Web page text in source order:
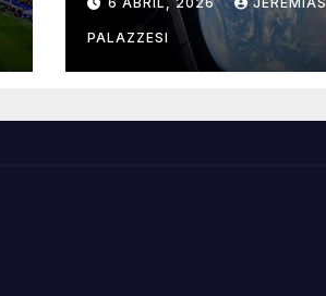
retardo
PALAZZESI